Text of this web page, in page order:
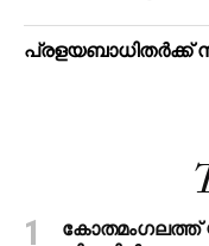
പ്രളയബാധിതർക്ക്
കോതമംഗലത്ത്